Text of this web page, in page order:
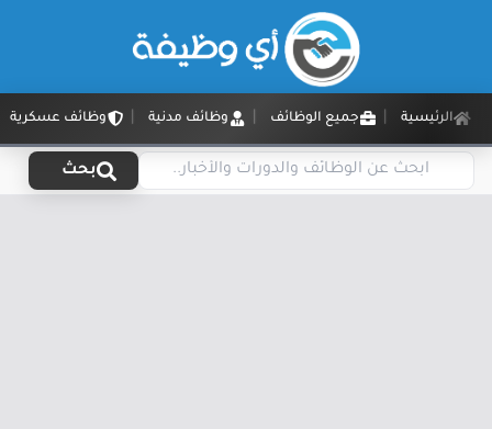
الرئيسية جميع الوظائف وظائف مدنية وظائف عسكرية
بحث